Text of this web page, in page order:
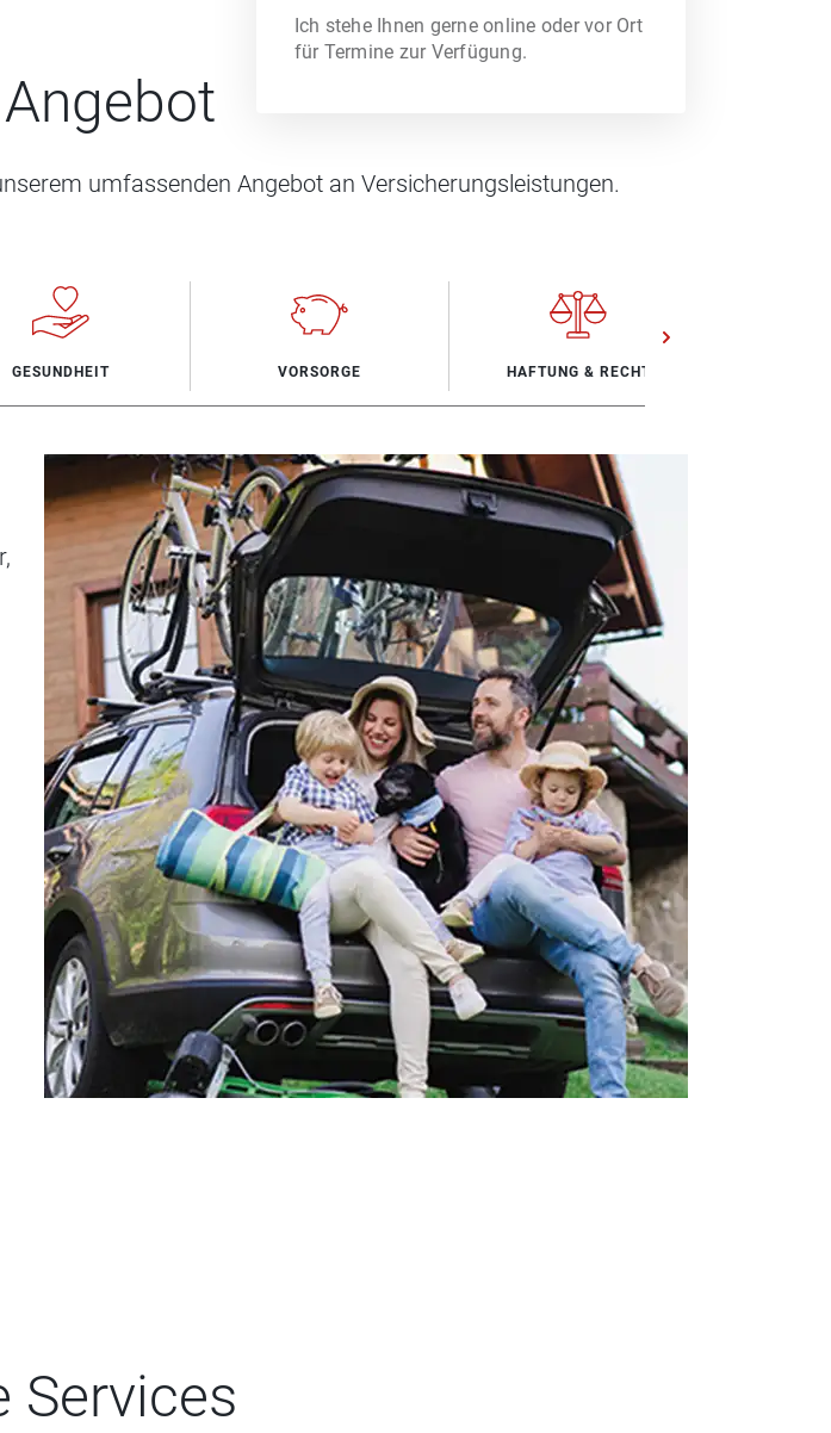
Ich stehe Ihnen gerne online oder vor Ort
für Termine zur Verfügung.
umfassenden Angebot an Versicherungsleistungen.
GESUNDHEIT VORSORGE HAFTUNG & RECHT
Services